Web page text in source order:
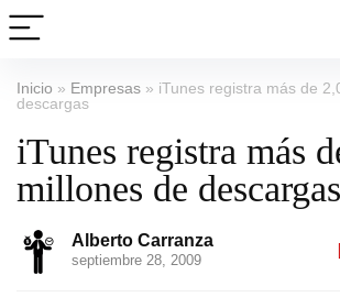
Inicio » Empresas » iTunes registra más de
descargas
iTunes registra más
millones de descargas
Alberto Carranza
septiembre 28, 2009